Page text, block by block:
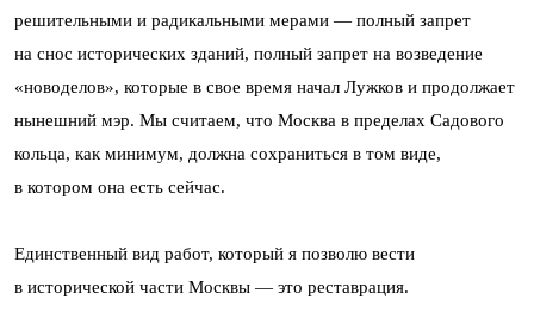
решительными и радикальными мерами — полный запрет
на снос исторических зданий, полный запрет на возведение
«новоделов», которые в свое время начал Лужков и продолжает
нынешний мэр. Мы считаем, что Москва в пределах Садового
кольца, как минимум, должна сохраниться в том виде,
в котором она есть сейчас.
Единственный вид работ, который я позволю вести
в исторической части Москвы — это реставрация.